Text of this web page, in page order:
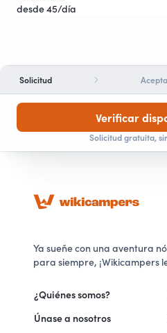
desde 45/día
Solicitud
Verificar
Solicitud gratuita,
Ya sueñe con una aventura
para siempre, ¡Wikicampers
¿Quiénes somos?
Únase a nosotros